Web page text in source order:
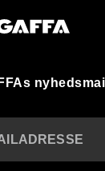
nyhedsmail